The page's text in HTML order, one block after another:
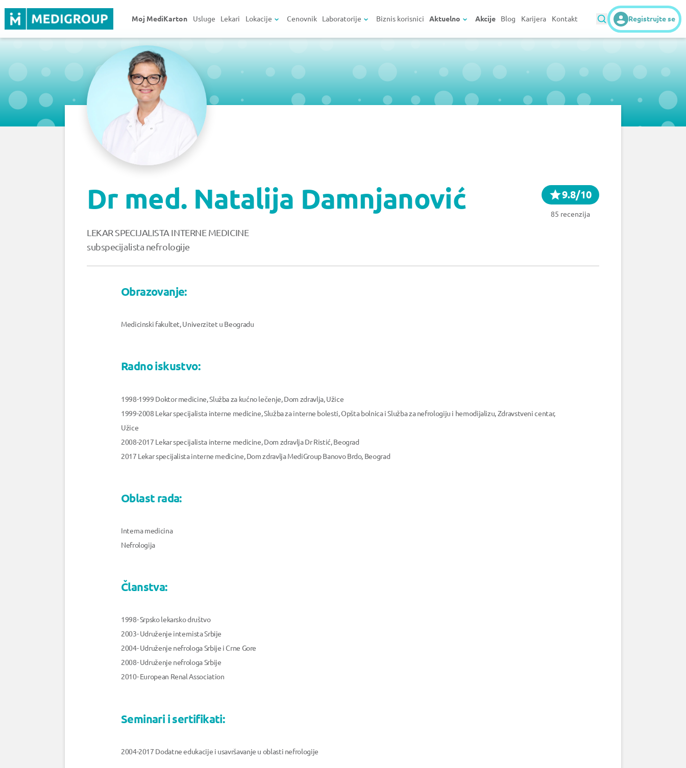
Moj MediKarton Usluge Lekari Lokacije Cenovnik Laboratorije Biznis korisnici Aktuelno Akcije Blog Karijera Kontakt Registrujte se
Dr med. Natalija Damnjanović
LEKAR SPECIJALISTA INTERNE MEDICINE
subspecijalista nefrologije
9.8/10
85 recenzija
Obrazovanje:
Medicinski fakultet, Univerzitet u Beogradu
Radno iskustvo:
1998-1999 Doktor medicine, Služba za kućno lečenje, Dom zdravlja, Užice
1999-2008 Lekar specijalista interne medicine, Služba za interne bolesti, Opšta bolnica i Služba za nefrologiju i hemodijalizu, Zdravstveni centar,
Užice
2008-2017 Lekar specijalista interne medicine, Dom zdravlja Dr Ristić, Beograd
2017 Lekar specijalista interne medicine, Dom zdravlja MediGroup Banovo Brdo, Beograd
Oblast rada:
Interna medicina
Nefrologija
Članstva:
1998- Srpsko lekarsko društvo
2003- Udruženje internista Srbije
2004- Udruženje nefrologa Srbije i Crne Gore
2008- Udruženje nefrologa Srbije
2010- European Renal Association
Seminari i sertifikati:
2004-2017 Dodatne edukacije i usavršavanje u oblasti nefrologije